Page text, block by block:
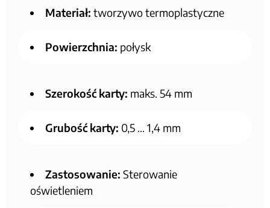
Materiał: tworzywo termoplastyczne
Powierzchnia: połysk
Szerokość karty: maks. 54 mm
Grubość karty: 0,5 … 1,4 mm
Zastosowanie: Sterowanie
oświetleniem